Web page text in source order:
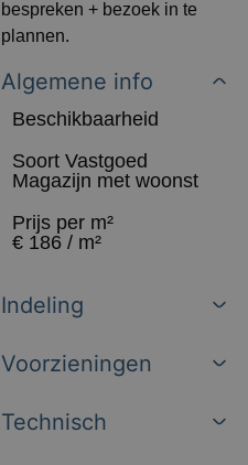
bespreken + bezoek in te
plannen.
Algemene info
Beschikbaarheid
Soort Vastgoed
Magazijn met woonst
Prijs per m²
€ 186 / m²
Indeling
Voorzieningen
Technisch